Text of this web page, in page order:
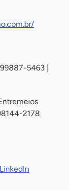
5463 |
2178
LinkedIn